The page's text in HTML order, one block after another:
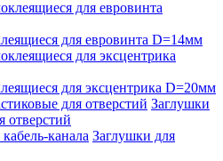
для евровинта D=14мм
для эксцентрика D=20мм
Заглушки
отверстий
Заглушки для